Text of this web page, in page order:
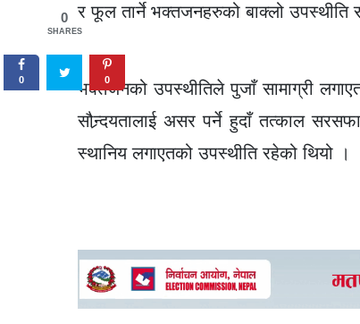
र फूल तार्ने भक्तजनहरुको बाक्लो उपस्थीति
भक्तजनको उपस्थीतिले पुजाँ सामाग्री
सौन्र्दयतालाई असर पर्ने हुदाँ तत्काल
स्थानिय लगाएतको उपस्थीति रहेको थियो ।
0
SHARES
0 0